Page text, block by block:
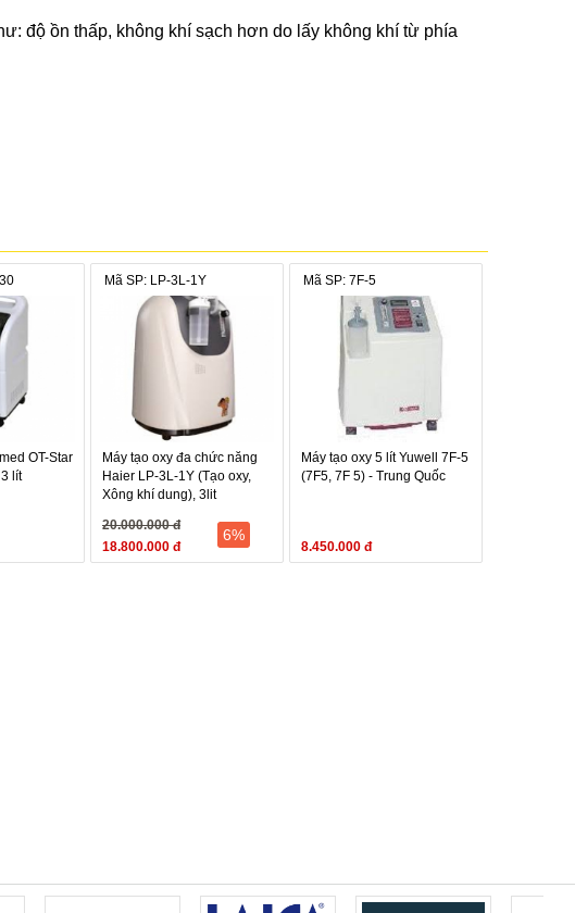
độ ồn thấp, không khí sạch hơn do lấy không khí từ phía
OT-Star
lít
Mã SP: LP-3L-1Y
Máy tạo oxy đa chức năng
Haier LP-3L-1Y (Tạo oxy,
Xông khí dung), 3lit
20.000.000 đ
18.800.000 đ
6%
Mã SP: 7F-5
Máy tạo oxy 5 lít Yuwell 7F-5
(7F5, 7F 5) - Trung Quốc
8.450.000 đ